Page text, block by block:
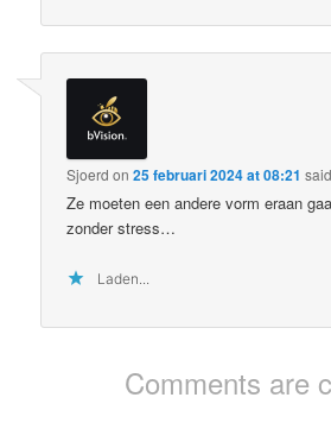
Sjoerd on25 februari 2024 at 08:21
Ze moeten een andere vorm eraan
zonder stress…
Laden...
Comments are